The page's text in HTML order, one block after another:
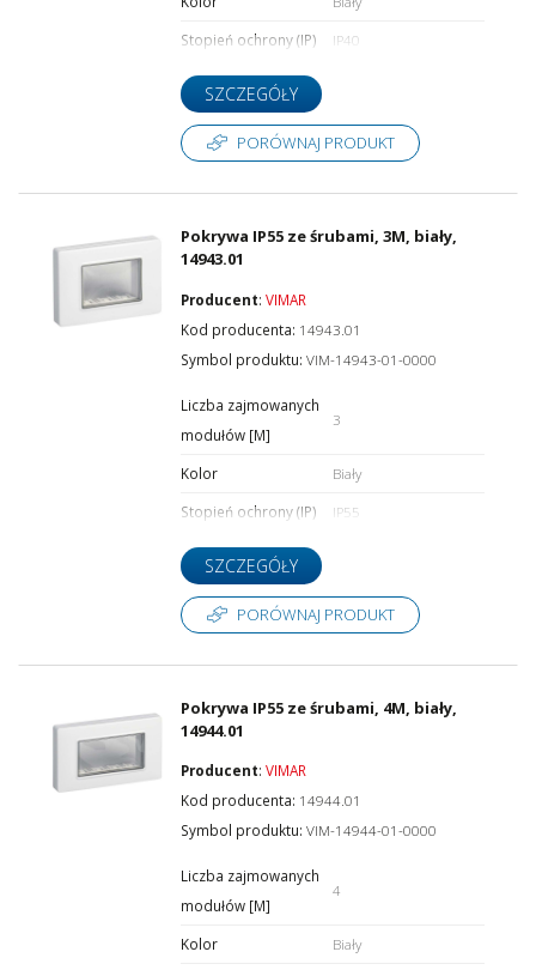
Stopień ochrony (IP)
IP40
SZCZEGÓŁY
PORÓWNAJ PRODUKT
Pokrywa IP55 ze śrubami, 3M, biały,
14943.01
Producent:VIMAR
Kod producenta: 14943.01
Symbol produktu:VIM-14943-01-0000
Liczba zajmowanych
modułów [M]
3
Kolor
Biały
Stopień ochrony (IP)
IP55
SZCZEGÓŁY
PORÓWNAJ PRODUKT
Pokrywa IP55 ze śrubami, 4M, biały,
14944.01
Producent:VIMAR
Kod producenta: 14944.01
Symbol produktu:VIM-14944-01-0000
Liczba zajmowanych
modułów [M]
4
Kolor
Biały